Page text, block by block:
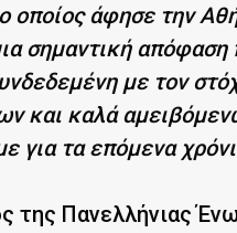
οποίος άφησε την
σημαντική
με τον
και καλά
για τα επόμενα
της Πανελλήνιας